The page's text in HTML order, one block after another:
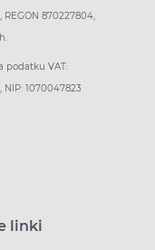
REGON 870227804,
podatku VAT:
NIP: 1070047823
linki